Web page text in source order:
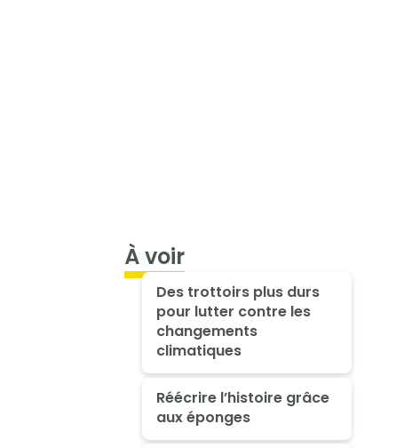
À voir
Des trottoirs plus durs
pour lutter contre les
changements
climatiques
Réécrire l’histoire grâce
aux éponges